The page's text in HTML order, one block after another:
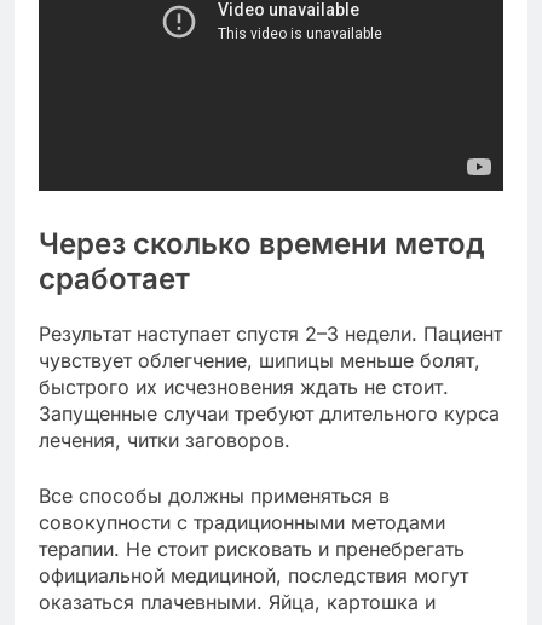
Через сколько времени метод
сработает
Результат наступает спустя 2–3 недели. Пациент
чувствует облегчение, шипицы меньше болят,
быстрого их исчезновения ждать не стоит.
Запущенные случаи требуют длительного курса
лечения, читки заговоров.
Все способы должны применяться в
совокупности с традиционными методами
терапии. Не стоит рисковать и пренебрегать
официальной медициной, последствия могут
оказаться плачевными. Яйца, картошка и